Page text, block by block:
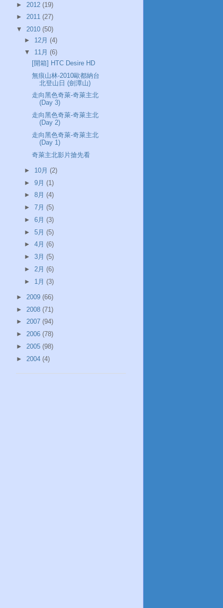
► 2012 (19)
► 2011 (27)
▼ 2010 (50)
► 12月 (4)
▼ 11月 (6)
[開箱] HTC Desire HD
無痕山林-2010歐都納台
北登山日 (劍潭山)
走向黑色奇萊-奇萊主北
(Day 3)
走向黑色奇萊-奇萊主北
(Day 2)
走向黑色奇萊-奇萊主北
(Day 1)
奇萊主北影片搶先看
► 10月 (2)
► 9月 (1)
► 8月 (4)
► 7月 (5)
► 6月 (3)
► 5月 (5)
► 4月 (6)
► 3月 (5)
► 2月 (6)
► 1月 (3)
► 2009 (66)
► 2008 (71)
► 2007 (94)
► 2006 (78)
► 2005 (98)
► 2004 (4)